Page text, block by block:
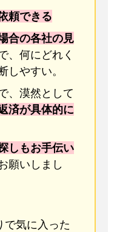
頼できる
合の各社の見
、何にどれく
しやすい。
、漠然として
済が具体的に
しもお手伝い
願いしまし
で気に入った